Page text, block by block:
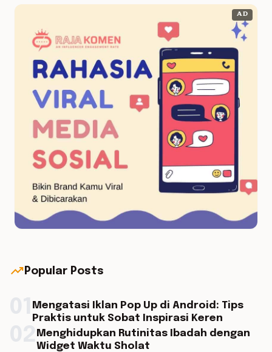
AD
trending_up Popular Posts
Mengatasi Iklan Pop Up di Android: Tips
Praktis untuk Sobat Inspirasi Keren
Menghidupkan Rutinitas Ibadah dengan
Widget Waktu Sholat